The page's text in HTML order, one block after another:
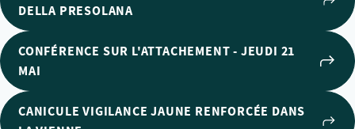
DELLA PRESOLANA
CONFÉRENCE SUR L'ATTACHEMENT - JEUDI 21
MAI
CANICULE VIGILANCE JAUNE RENFORCÉE DANS